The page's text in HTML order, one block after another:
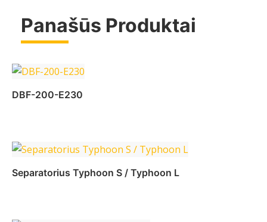
Daugiau
Panašūs Produktai
DBF-200-E230
Daugiau
Separatorius Typhoon S / Typhoon L